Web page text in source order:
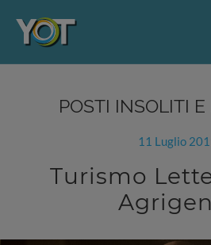
POSTI INSOLITI
11 Luglio
Turismo